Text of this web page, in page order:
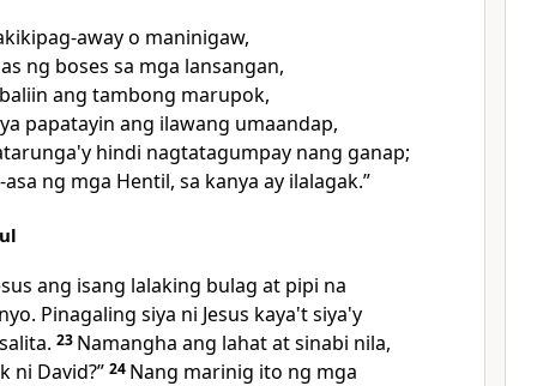
away o maninigaw,
ng boses sa mga lansangan,
ang tambong marupok,
papatayin ang ilawang umaandap,
hindi nagtatagumpay nang ganap;
ng mga Hentil, sa kanya ay ilalagak.”
ang isang lalaking bulag at pipi na
Pinagaling siya ni Jesus kaya't siya'y
23 Namangha ang lahat at sinabi nila,
ni David?” 24 Nang marinig ito ng mga